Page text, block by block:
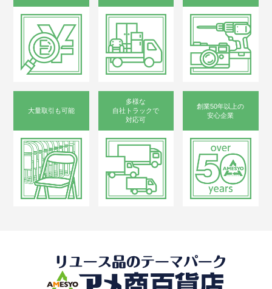
大量取引も可能
多様な
自社トラックで
対応可
創業50年以上の
安心企業